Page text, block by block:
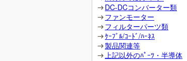
DC-DCコンバーター類
ファンモーター
フィルターパーツ類
ｹｰﾌﾞﾙ/ｺｰﾄﾞ/ﾊｰﾈｽ
製品関連等
上記以外のﾊﾟｰﾂ・半導体